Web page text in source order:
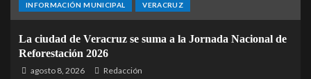
INFORMACIÓN MUNICIPAL VERACRUZ
La ciudad de Veracruz se suma a la Jornada Nacional de
Reforestación 2026
agosto 8, 2026 Redacción